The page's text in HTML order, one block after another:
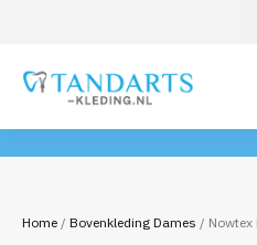
Home / Bovenkleding Dames / Nowtex